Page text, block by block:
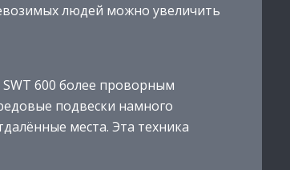
людей можно увеличить
600 более проворным
подвески намного
места. Эта техника